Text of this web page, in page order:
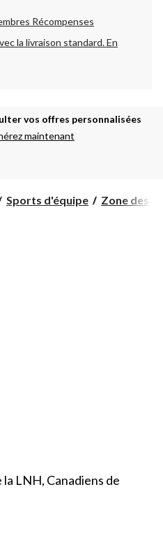
Récompenses
la livraison standard.En
vos offres personnalisées
maintenant
Sports d'équipe Zone des
LNH, Canadiens de